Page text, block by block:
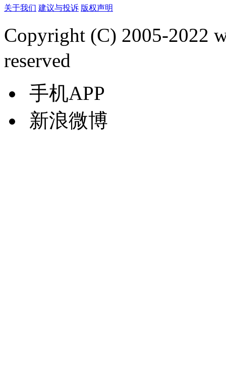
关于我们 建议与投诉 版权声明
Copyright (C) 2005-2022
reserved
手机APP
新浪微博